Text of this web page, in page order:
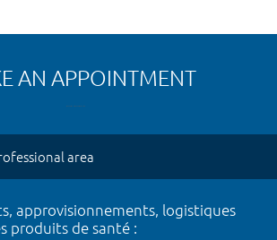
AN APPOINTMENT
area
approvisionnements, logistiques
produits de santé :